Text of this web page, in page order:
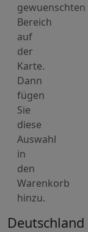
gewuenschten
Bereich
auf
der
Karte.
Dann
fügen
Sie
diese
Auswahl
in
den
Warenkorb
hinzu.
Deutschland